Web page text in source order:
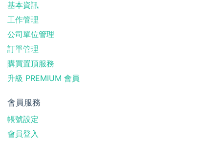
基本資訊
工作管理
公司單位管理
訂單管理
購買置頂服務
升級 PREMIUM 會員
會員服務
帳號設定
會員登入